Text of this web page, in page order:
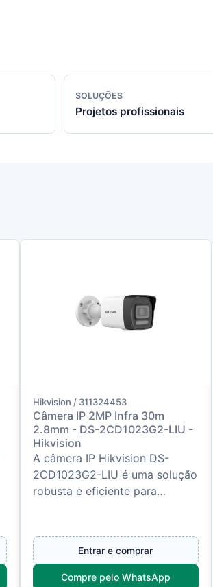
SOLUÇÕES
Projetos profissionais
Hikvision / 311324453
Câmera IP 2MP Infra 30m
2.8mm - DS-2CD1023G2-LIU -
Hikvision
A câmera IP Hikvision DS-
2CD1023G2-LIU é uma solução
robusta e eficiente para
HD 2M...
Entrar e comprar
Compre pelo WhatsApp